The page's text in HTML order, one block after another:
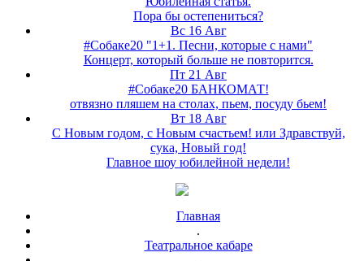
Пора бы остепениться?
Вс 16 Авг
#Собаке20 "1+1. Песни, которые с нами"
Концерт, который больше не повторится.
Пт 21 Авг
#Собаке20 БАНКОМАТ!
отвязно пляшем на столах, пьем, посуду бьем!
Вт 18 Авг
С Новым годом, с Новым счастьем! или Здравствуй,
сука, Новый год!
Главное шоу юбилейной недели!
Главная
.
Театральное кабаре